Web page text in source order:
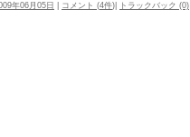
年06月05日 コメント (4件)| トラックバック (0)